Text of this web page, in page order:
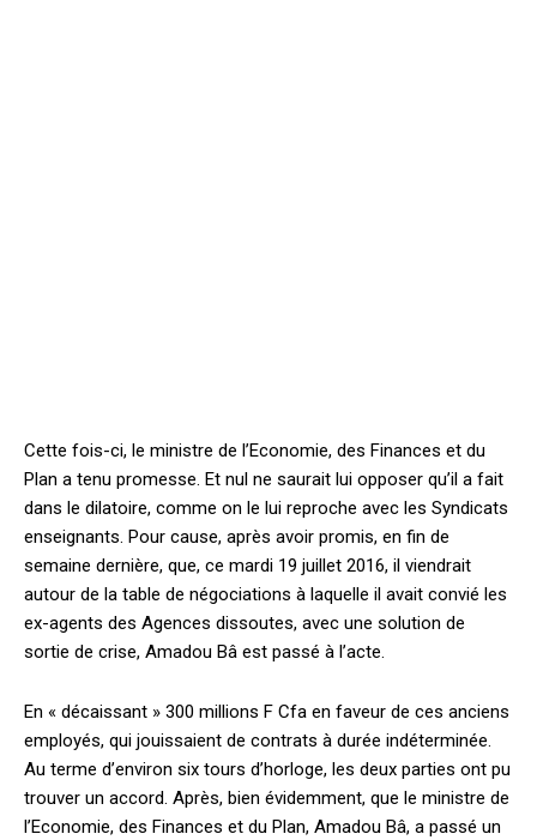
Cette fois-ci, le ministre de l’Economie, des Finances et du
Plan a tenu promesse. Et nul ne saurait lui opposer qu’il a fait
dans le dilatoire, comme on le lui reproche avec les Syndicats
enseignants. Pour cause, après avoir promis, en fin de
semaine dernière, que, ce mardi 19 juillet 2016, il viendrait
autour de la table de négociations à laquelle il avait convié les
ex-agents des Agences dissoutes, avec une solution de
sortie de crise, Amadou Bâ est passé à l’acte.
En « décaissant » 300 millions F Cfa en faveur de ces anciens
employés, qui jouissaient de contrats à durée indéterminée.
Au terme d’environ six tours d’horloge, les deux parties ont pu
trouver un accord. Après, bien évidemment, que le ministre de
l’Economie, des Finances et du Plan, Amadou Bâ, a passé un